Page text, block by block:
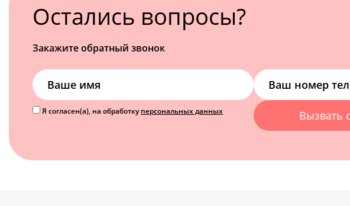
Остались вопросы?
Закажите обратный звонок
Я согласен(а), на обработкуперсональных данных Вызвать